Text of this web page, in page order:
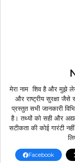
मेरा नाम शिव है और मुझे
और राष्ट्रीय सुरक्षा
प्रस्तुत सभी जानकारी
है। तथ्यों को सही और
सटीकता की कोई गारंटी
Facebook